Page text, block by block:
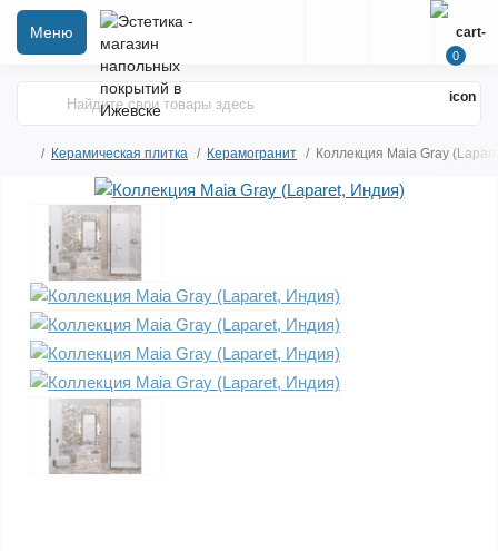
Меню
0
Керамическая плитка Керамогранит Коллекция Maia Gray